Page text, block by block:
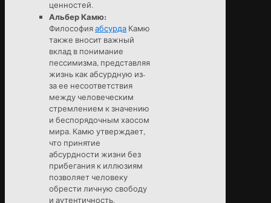
ценностей.
Альбер Камю:
Философияабсурда Камю
также вносит важный
вклад в понимание
пессимизма, представляя
жизнь как абсурдную из-
за ее несоответствия
между человеческим
стремлением к значению
и беспорядочным хаосом
мира. Камю утверждает,
что принятие
абсурдности жизни без
прибегания к иллюзиям
позволяет человеку
обрести личную свободу
и аутентичность.